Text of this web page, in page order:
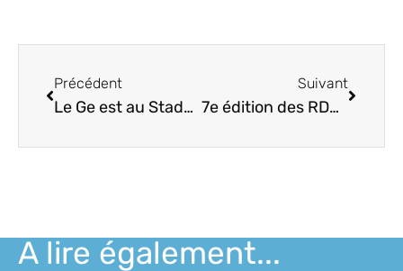
Précédent
Le Ge est au Stade Langonnais Rugby 🏉
Suivant
7e édition des RDV Emploi/Formation
A lire également...